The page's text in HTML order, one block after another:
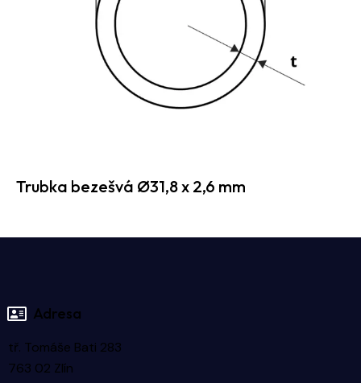
Trubka bezešvá Ø31,8 x 2,6 mm
Adresa
tř. Tomáše Bati 283
763 02 Zlín